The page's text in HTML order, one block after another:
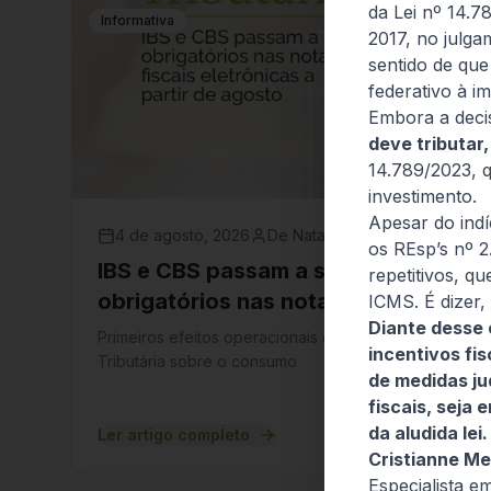
Informativa
4 de agosto, 2026 De Natale Advogados
IBS e CBS passam a ser
obrigatórios nas notas fiscais
eletrônicas a partir de agosto
Primeiros efeitos operacionais da Reforma
Tributária sobre o consumo
Ler artigo completo
da Lei nº
2017, no
sentido de
federativo à
Embora a
deve tributar,
14.789/2023,
investimento.
Apesar do
os REsp’s nº
repetitivos,
ICMS. É
Diante desse
incentivos
de medidas
fiscais, seja
da aludida lei.
Cristianne
Especialista